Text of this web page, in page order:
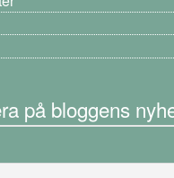
på bloggens